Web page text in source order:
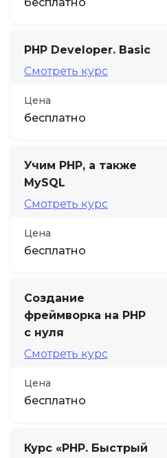
PHP Developer. Basic
Смотреть курс
Цена
бесплатно
Учим PHP, а также
MySQL
Смотреть курс
Цена
бесплатно
Создание
фреймворка на PHP
с нуля
Смотреть курс
Цена
бесплатно
Курс «PHP. Быстрый